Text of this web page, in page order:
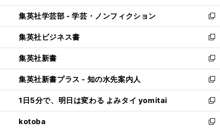
開
く
ウ
で
開
く
ン
ド
ウ
で
開
く
ウ
ィ
ン
ド
ウ
で
開
く
集英社学芸部 - 学芸・ノンフィクション
新
し
い
ウ
ィ
ン
ド
ウ
で
開
く
集英社ビジネス書
新
し
い
ウ
ィ
ン
ド
ウ
で
集英社新書
新
し
い
ウ
ィ
ン
ド
集英社新書プラス - 知の水先案内人
新
し
い
ウ
ィ
1日5分で、明日は変わる よみタイ yomitai
新
し
い
kotoba
新